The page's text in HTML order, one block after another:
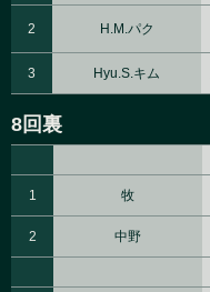
2 H.M.パク
3 Hyu.S.キム
8回裏
1 牧
2 中野